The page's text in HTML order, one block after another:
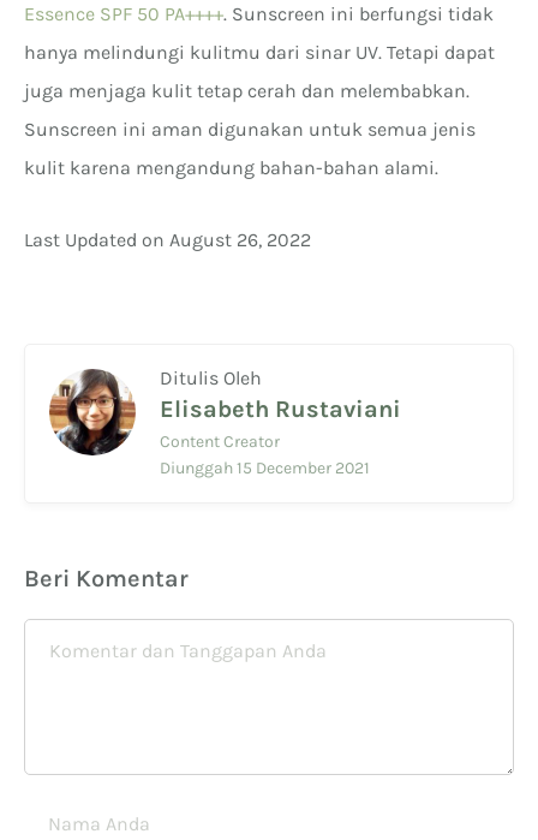
Essence SPF 50 PA++++. Sunscreen ini berfungsi tidak
hanya melindungi kulitmu dari sinar UV. Tetapi dapat
juga menjaga kulit tetap cerah dan melembabkan.
Sunscreen ini aman digunakan untuk semua jenis
kulit karena mengandung bahan-bahan alami.
Last Updated on August 26, 2022
Ditulis Oleh
Elisabeth Rustaviani
Content Creator
Diunggah 15 December 2021
Beri Komentar